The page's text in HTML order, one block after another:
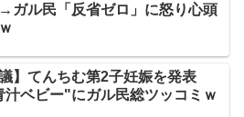
ガル民「反省ゼロ」に怒り心頭
議】てんちむ第2子妊娠を発表
ベビー"にガル民総ツッコミｗ